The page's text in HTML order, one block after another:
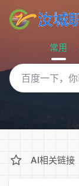
常用
AI相关链接